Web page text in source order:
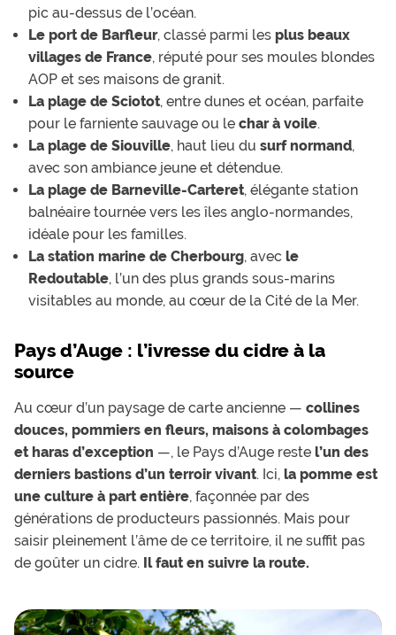
pic au-dessus de l’océan.
Le port de Barfleur, classé parmi les plus beaux
villages de France, réputé pour ses moules blondes
AOP et ses maisons de granit.
La plage de Sciotot, entre dunes et océan, parfaite
pour le farniente sauvage ou le char à voile.
La plage de Siouville, haut lieu du surf normand,
avec son ambiance jeune et détendue.
La plage de Barneville-Carteret, élégante station
balnéaire tournée vers les îles anglo-normandes,
idéale pour les familles.
La station marine de Cherbourg, avec le
Redoutable, l’un des plus grands sous-marins
visitables au monde, au cœur de la Cité de la Mer.
Pays d’Auge : l’ivresse du cidre à la
source
Au cœur d’un paysage de carte ancienne — collines
douces, pommiers en fleurs, maisons à colombages
et haras d’exception —, le Pays d’Auge reste l’un des
derniers bastions d’un terroir vivant. Ici, la pomme est
une culture à part entière, façonnée par des
générations de producteurs passionnés. Mais pour
saisir pleinement l’âme de ce territoire, il ne suffit pas
de goûter un cidre. Il faut en suivre la route.